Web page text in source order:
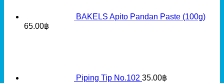
BAKELS Apito Pandan Paste (100g)
65.00฿
Piping Tip No.102 35.00฿